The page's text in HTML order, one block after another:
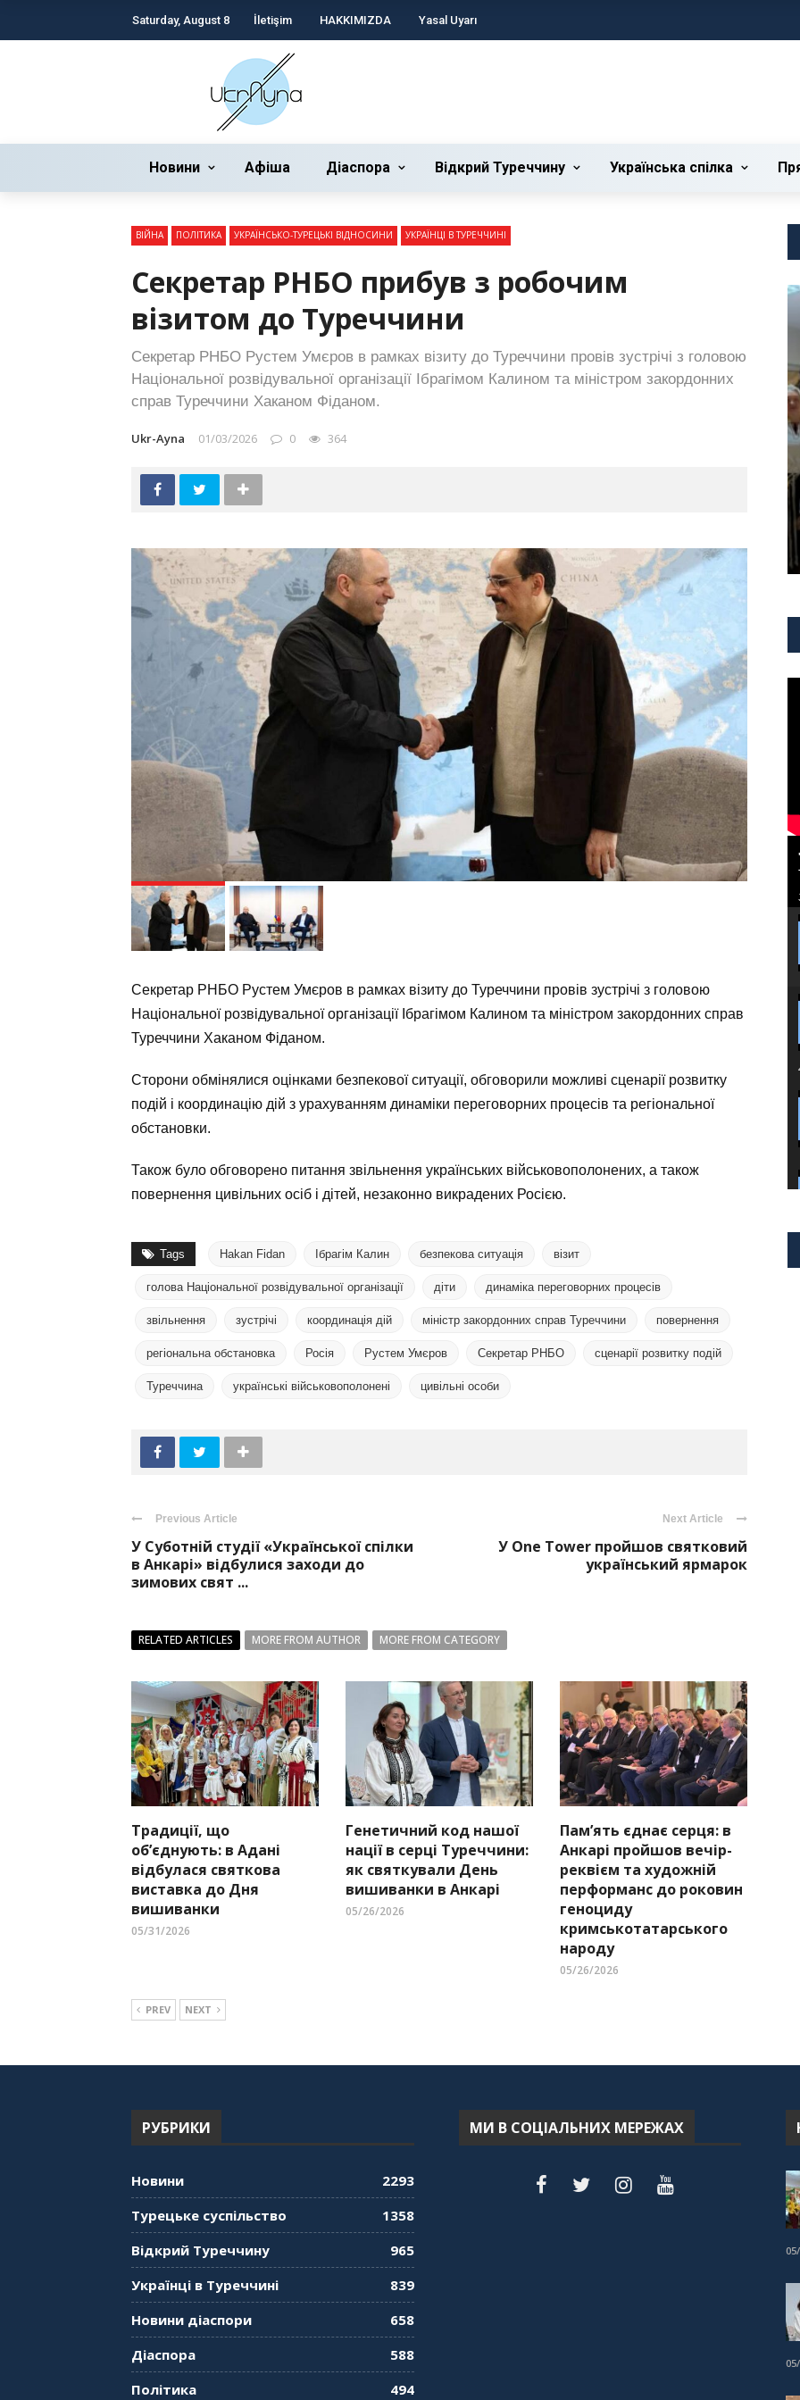
Saturday, August 8 İletişim HAKKIMIZDA Yasal Uyarı
Новини Афіша Діаспора Відкрий Туреччину Українська cпілка
ВІЙНА ПОЛІТИКА УКРАЇНСЬКО-ТУРЕЦЬКІ ВІДНОСИНИ УКРАЇНЦІ В ТУРЕЧЧИНІ
Секретар РНБО прибув з робочим
візитом до Туреччини
Секретар РНБО Рустем Умєров в рамках візиту до Туреччини провів зустрічі з головою
Національної розвідувальної організації Ібрагімом Калином та міністром закордонних
справ Туреччини Хаканом Фіданом.
Ukr-Ayna 01/03/2026 0 364
Секретар РНБО Рустем Умєров в рамках візиту до Туреччини провів зустрічі з головою
Національної розвідувальної організації Ібрагімом Калином та міністром закордонних справ
Туреччини Хаканом Фіданом.
Сторони обмінялися оцінками безпекової ситуації, обговорили можливі сценарії розвитку
подій і координацію дій з урахуванням динаміки переговорних процесів та регіональної
обстановки.
Також було обговорено питання звільнення українських військовополонених, а також
повернення цивільних осіб і дітей, незаконно викрадених Росією.
Tags Hakan Fidan Ібрагім Калин безпекова ситуація візит
голова Національної розвідувальної організації діти динаміка переговорних процесів
звільнення зустрічі координація дій міністр закордонних справ Туреччини повернення
регіональна обстановка Росія Рустем Умєров Секретар РНБО сценарії розвитку подій
Туреччина українські військовополонені цивільні особи
Previous Article
У Суботній студії «Української спілки
в Анкарі» відбулися заходи до
зимових свят ...
Next Article
У One Tower пройшов святковий
український ярмарок
RELATED ARTICLES MORE FROM AUTHOR MORE FROM CATEGORY
Традиції, що
об’єднують: в Адані
відбулася святкова
виставка до Дня
вишиванки
05/31/2026
Генетичний код нашої
нації в серці Туреччини:
як святкували День
вишиванки в Анкарі
05/26/2026
Пам’ять єднає серця: в
Анкарі пройшов вечір-
реквієм та художній
перформанс до роковин
геноциду
кримськотатарського
народу
05/26/2026
PREV NEXT
РУБРИКИ
Новини
2293
Турецьке суспільство
1358
Відкрий Туреччину
965
Українці в Туреччині
839
Новини діаспори
658
Діаспора
588
Політика
494
МИ В СОЦІАЛЬНИХ МЕРЕЖАХ